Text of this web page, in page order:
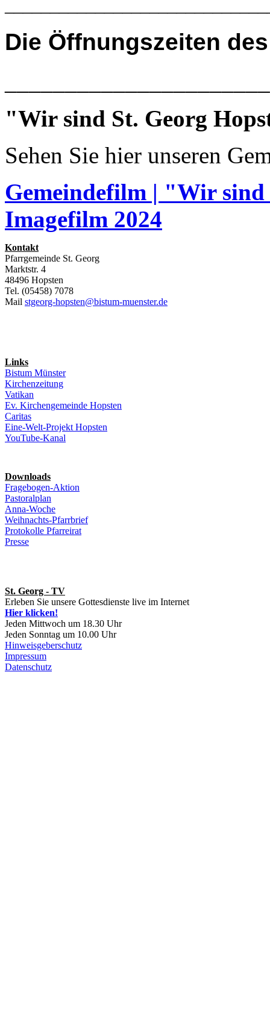
Die Öffnungszeiten
"Wir sind St. Georg
Sehen Sie hier unseren
Gemeindefilm | "Wir
Imagefilm 2024
Kontakt
Pfarrgemeinde St. Georg
Marktstr. 4
48496 Hopsten
Tel. (05458) 7078
Mail stgeorg-hopsten@bistum-muenster.de
Links
Bistum Münster
Kirchenzeitung
Vatikan
Ev. Kirchengemeinde Hopsten
Caritas
Eine-Welt-Projekt Hopsten
YouTube-Kanal
Downloads
Fragebogen-Aktion
Pastoralplan
Anna-Woche
Weihnachts-Pfarrbrief
Protokolle Pfarreirat
Presse
St. Georg - TV
Erleben Sie unsere Gottesdienste live im Internet
Hier klicken!
Jeden Mittwoch um 18.30 Uhr
Jeden Sonntag um 10.00 Uhr
Hinweisgeberschutz
Impressum
Datenschutz